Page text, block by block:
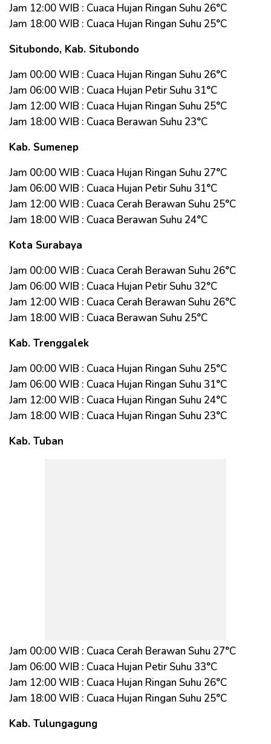
Jam 12:00 WIB : Cuaca Hujan Ringan Suhu 26°C
Jam 18:00 WIB : Cuaca Hujan Ringan Suhu 25°C
Situbondo, Kab. Situbondo
Jam 00:00 WIB : Cuaca Hujan Ringan Suhu 26°C
Jam 06:00 WIB : Cuaca Hujan Petir Suhu 31°C
Jam 12:00 WIB : Cuaca Hujan Ringan Suhu 25°C
Jam 18:00 WIB : Cuaca Berawan Suhu 23°C
Kab. Sumenep
Jam 00:00 WIB : Cuaca Hujan Ringan Suhu 27°C
Jam 06:00 WIB : Cuaca Hujan Petir Suhu 31°C
Jam 12:00 WIB : Cuaca Cerah Berawan Suhu 25°C
Jam 18:00 WIB : Cuaca Berawan Suhu 24°C
Kota Surabaya
Jam 00:00 WIB : Cuaca Cerah Berawan Suhu 26°C
Jam 06:00 WIB : Cuaca Hujan Petir Suhu 32°C
Jam 12:00 WIB : Cuaca Cerah Berawan Suhu 26°C
Jam 18:00 WIB : Cuaca Berawan Suhu 25°C
Kab. Trenggalek
Jam 00:00 WIB : Cuaca Hujan Ringan Suhu 25°C
Jam 06:00 WIB : Cuaca Hujan Ringan Suhu 31°C
Jam 12:00 WIB : Cuaca Hujan Ringan Suhu 24°C
Jam 18:00 WIB : Cuaca Hujan Ringan Suhu 23°C
Kab. Tuban
Jam 00:00 WIB : Cuaca Cerah Berawan Suhu 27°C
Jam 06:00 WIB : Cuaca Hujan Petir Suhu 33°C
Jam 12:00 WIB : Cuaca Hujan Ringan Suhu 26°C
Jam 18:00 WIB : Cuaca Hujan Ringan Suhu 25°C
Kab. Tulungagung